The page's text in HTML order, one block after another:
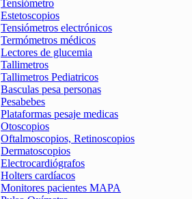
Tensiómetro
Estetoscopios
Tensiómetros electrónicos
Termómetros médicos
Lectores de glucemia
Tallimetros
Tallimetros Pediatricos
Basculas pesa personas
Pesabebes
Plataformas pesaje medicas
Otoscopios
Oftalmoscopios, Retinoscopios
Dermatoscopios
Electrocardiógrafos
Holters cardíacos
Monitores pacientes MAPA